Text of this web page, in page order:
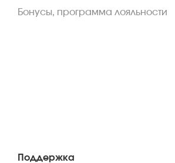
Бонусы, программа лояльности
Поддержка